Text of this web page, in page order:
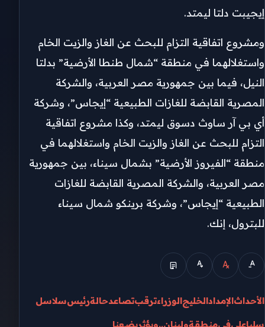
إيجيبت دلتا ليمتد.
ومشروع اتفاقية التزام للبحث عن الغاز والزيت الخام
واستغلالهما في منطقة “شمال طنطا الأرضية” بدلتا
النيل، فيما بين جمهورية مصر العربية، والشركة
المصرية القابضة للغازات الطبيعية “إيجاس”، وشركة
أي بي آر ساوث دسوق ليمتد، وكذا مشروع اتفاقية
التزام للبحث عن الغاز والزيت الخام واستغلالهما في
منطقة “الفيروز الأرضية” بشمال سيناء، بين جمهورية
مصر العربية، والشركة المصرية القابضة للغازات
الطبيعية “إيجاس”، وشركة برينكو شمال سيناء
للبترول، إنك.
الأحداثالإمدادالخليجالوزراءترقبتصاعدحالةرئيسسلاسل
سلباعلىفيمنطقةولبنان..ويؤثريضعنا